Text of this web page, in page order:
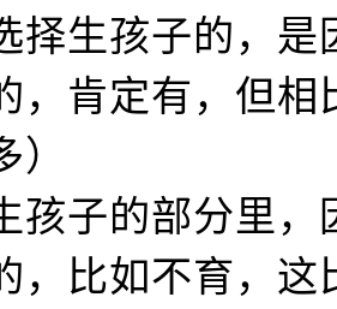
择生孩子的，是
，肯定有，但相
孩子的部分里
，比如不育，这